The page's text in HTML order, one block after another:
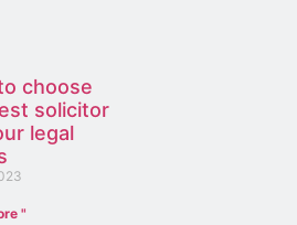
choose
solicitor
legal
"